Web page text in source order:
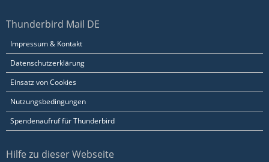
Thunderbird Mail DE
Impressum & Kontakt
Datenschutzerklärung
Einsatz von Cookies
Nutzungsbedingungen
Spendenaufruf für Thunderbird
Hilfe zu dieser Webseite